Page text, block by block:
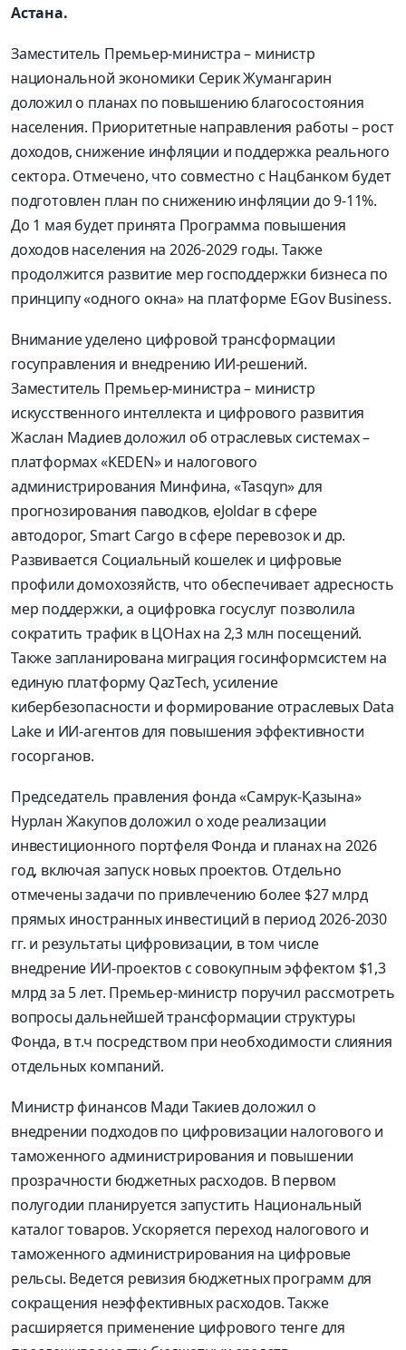
Астана.
Заместитель Премьер-министра – министр
национальной экономики Серик Жумангарин
доложил о планах по повышению благосостояния
населения. Приоритетные направления работы – рост
доходов, снижение инфляции и поддержка реального
сектора. Отмечено, что совместно с Нацбанком будет
подготовлен план по снижению инфляции до 9-11%.
До 1 мая будет принята Программа повышения
доходов населения на 2026-2029 годы. Также
продолжится развитие мер господдержки бизнеса по
принципу «одного окна» на платформе EGov Business.
Внимание уделено цифровой трансформации
госуправления и внедрению ИИ-решений.
Заместитель Премьер-министра – министр
искусственного интеллекта и цифрового развития
Жаслан Мадиев доложил об отраслевых системах –
платформах «KEDEN» и налогового
администрирования Минфина, «Tasqyn» для
прогнозирования паводков, eJoldar в сфере
автодорог, Smart Cargo в сфере перевозок и др.
Развивается Социальный кошелек и цифровые
профили домохозяйств, что обеспечивает адресность
мер поддержки, а оцифровка госуслуг позволила
сократить трафик в ЦОНах на 2,3 млн посещений.
Также запланирована миграция госинформсистем на
единую платформу QazTech, усиление
кибербезопасности и формирование отраслевых Data
Lake и ИИ-агентов для повышения эффективности
госорганов.
Председатель правления фонда «Самрук-Қазына»
Нурлан Жакупов доложил о ходе реализации
инвестиционного портфеля Фонда и планах на 2026
год, включая запуск новых проектов. Отдельно
отмечены задачи по привлечению более $27 млрд
прямых иностранных инвестиций в период 2026-2030
гг. и результаты цифровизации, в том числе
внедрение ИИ-проектов с совокупным эффектом $1,3
млрд за 5 лет. Премьер-министр поручил рассмотреть
вопросы дальнейшей трансформации структуры
Фонда, в т.ч посредством при необходимости слияния
отдельных компаний.
Министр финансов Мади Такиев доложил о
внедрении подходов по цифровизации налогового и
таможенного администрирования и повышении
прозрачности бюджетных расходов. В первом
полугодии планируется запустить Национальный
каталог товаров. Ускоряется переход налогового и
таможенного администрирования на цифровые
рельсы. Ведется ревизия бюджетных программ для
сокращения неэффективных расходов. Также
расширяется применение цифрового тенге для